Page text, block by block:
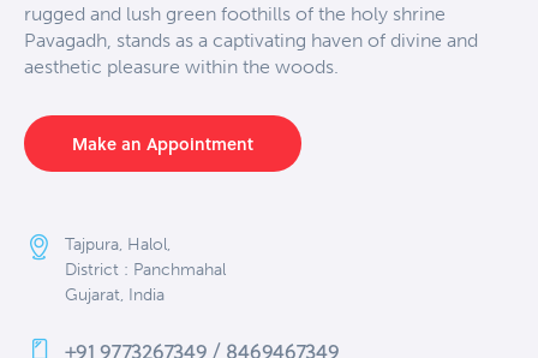
rugged and lush green foothills of the holy shrine
Pavagadh, stands as a captivating haven of divine and
aesthetic pleasure within the woods.
Make an Appointment
Tajpura, Halol,
District : Panchmahal
Gujarat, India
+91 9773267349 / 8469467349